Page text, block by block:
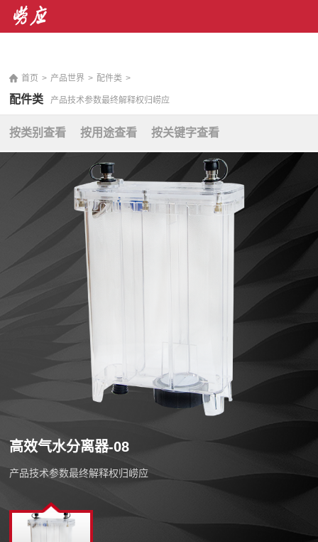
首页 > 产品世界 > 配件类 >
配件类 产品技术参数最终解释权归崂应
按类别查看 按用途查看 按关键字查看
高效气水分离器-08
产品技术参数最终解释权归崂应